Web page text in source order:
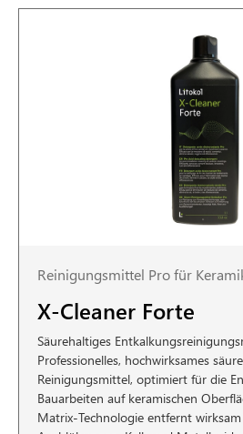
Reinigungsmittel Pro für
X-Cleaner Forte
Säurehaltiges
Professionelles, hochwirksames
Reinigungsmittel, optimiert für die
Bauarbeiten auf keramischen
Matrix-Technologie entfernt